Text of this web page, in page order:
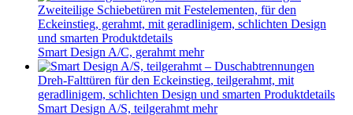
und smarten Produktdetails
Smart Design C+F, teilgerahmtmehr
Drehfalttür + feste Seitenwand für die Eckmontage,
teilgerahmt, mit geradlinigem, schlichten Design und smarten
Produktdetails
Smart Design S+F, teilgerahmtmehr